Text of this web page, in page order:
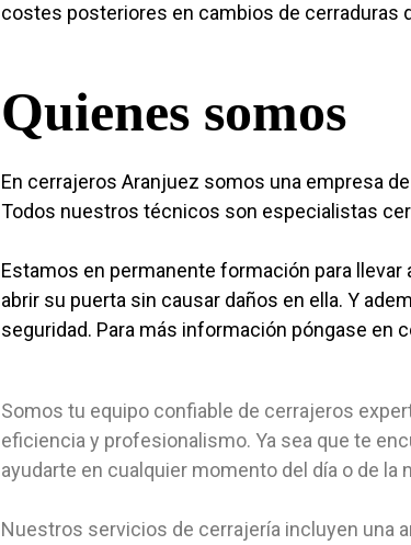
costes posteriores en cambios de cerraduras
Quienes somos
En cerrajeros Aranjuez somos una empresa
Todos nuestros técnicos son especialistas
Estamos en permanente formación para
abrir su puerta sin causar daños en ella. Y
seguridad. Para más información póngase
Somos tu equipo confiable de cerrajeros
eficiencia y profesionalismo. Ya sea que te
ayudarte en cualquier momento del día o de la
Nuestros servicios de cerrajería incluyen una